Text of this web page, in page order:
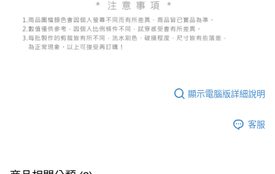
顯示電腦版詳細說明
客服